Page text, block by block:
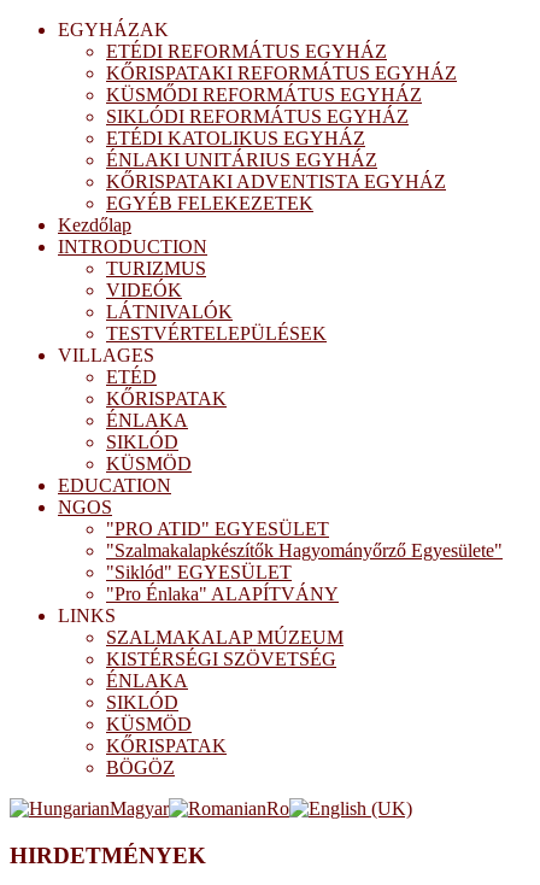
EGYHÁZAK
ETÉDI REFORMÁTUS EGYHÁZ
KŐRISPATAKI REFORMÁTUS EGYHÁZ
KÜSMŐDI REFORMÁTUS EGYHÁZ
SIKLÓDI REFORMÁTUS EGYHÁZ
ETÉDI KATOLIKUS EGYHÁZ
ÉNLAKI UNITÁRIUS EGYHÁZ
KŐRISPATAKI ADVENTISTA EGYHÁZ
EGYÉB FELEKEZETEK
Kezdőlap
INTRODUCTION
TURIZMUS
VIDEÓK
LÁTNIVALÓK
TESTVÉRTELEPÜLÉSEK
VILLAGES
ETÉD
KŐRISPATAK
ÉNLAKA
SIKLÓD
KÜSMÖD
EDUCATION
NGOS
"PRO ATID" EGYESÜLET
"Szalmakalapkészítők Hagyományőrző Egyesülete"
"Siklód" EGYESÜLET
"Pro Énlaka" ALAPÍTVÁNY
LINKS
SZALMAKALAP MÚZEUM
KISTÉRSÉGI SZÖVETSÉG
ÉNLAKA
SIKLÓD
KÜSMÖD
KŐRISPATAK
BÖGÖZ
HIRDETMÉNYEK